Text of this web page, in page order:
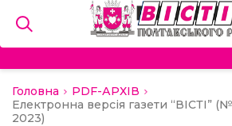
Головна
PDF-АРХІВ
Електронна версія газети “ВІСТІ”
2023)